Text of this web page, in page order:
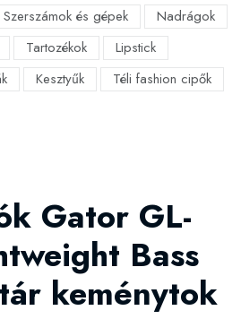
Szerszámok és gépek
Nadrágok
Tartozékok
Lipstick
Kesztyűk
Téli fashion cipők
Gator GL-
Bass
keménytok